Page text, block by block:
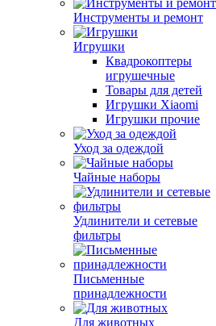
Инструменты и ремонт
Игрушки
Квадрокоптеры
игрушечные
Товары для детей
Игрушки Xiaomi
Игрушки прочие
Уход за одеждой
Чайные наборы
Удлинители и сетевые
фильтры
Письменные
принадлежности
Для животных